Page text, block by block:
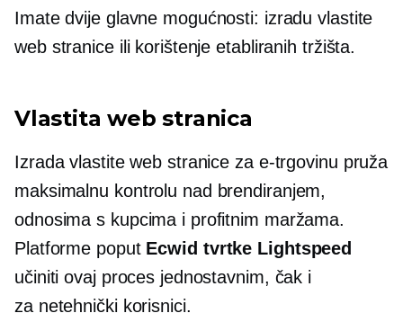
Imate dvije glavne mogućnosti: izradu vlastite
web stranice ili korištenje etabliranih tržišta.
Vlastita web stranica
Izrada vlastite web stranice za e-trgovinu pruža
maksimalnu kontrolu nad brendiranjem,
odnosima s kupcima i profitnim maržama.
Platforme poput Ecwid tvrtke Lightspeed
učiniti ovaj proces jednostavnim, čak i
za netehničkikorisnici.